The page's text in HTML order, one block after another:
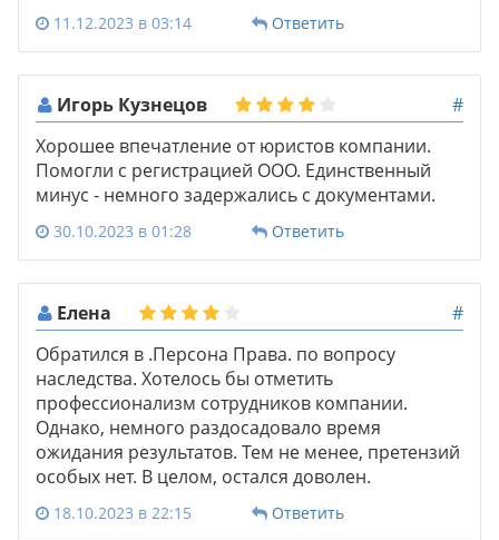
11.12.2023 в 03:14 Ответить
Игорь Кузнецов
#
Хорошее впечатление от юристов компании.
Помогли с регистрацией ООО. Единственный
минус - немного задержались с документами.
30.10.2023 в 01:28 Ответить
Елена
#
Обратился в .Персона Права. по вопросу
наследства. Хотелось бы отметить
профессионализм сотрудников компании.
Однако, немного раздосадовало время
ожидания результатов. Тем не менее, претензий
особых нет. В целом, остался доволен.
18.10.2023 в 22:15 Ответить